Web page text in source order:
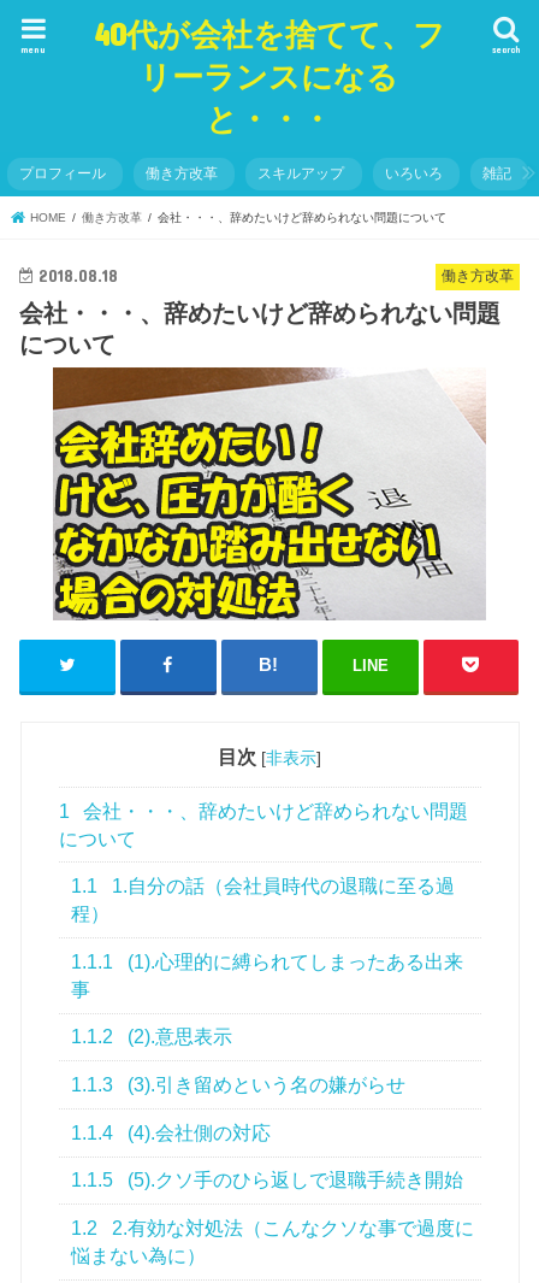
40代が会社を捨てて、フ
リーランスになる
と・・・
search
menu
プロフィール 働き方改革 スキルアップ いろいろ 雑記
HOME 働き方改革 会社・・・、辞めたいけど辞められない問題について
働き方改革
2018.08.18
会社・・・、辞めたいけど辞められない問題
について
LINE
目次 [非表示]
1
会社・・・、辞めたいけど辞められない問題
について
1.1
1.自分の話（会社員時代の退職に至る過
程）
1.1.1
(1).心理的に縛られてしまったある出来
事
1.1.2 (2).意思表示
1.1.3 (3).引き留めという名の嫌がらせ
1.1.4 (4).会社側の対応
1.1.5 (5).クソ手のひら返しで退職手続き開始
1.2
2.有効な対処法（こんなクソな事で過度に
悩まない為に）